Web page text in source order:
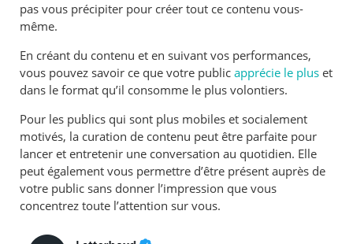
pas vous précipiter pour créer tout ce contenu vous-
même.
En créant du contenu et en suivant vos performances,
vous pouvez savoir ce que votre publicapprécie le plus et
dans le format qu’il consomme le plus volontiers.
Pour les publics qui sont plus mobiles et socialement
motivés, la curation de contenu peut être parfaite pour
lancer et entretenir une conversation au quotidien. Elle
peut également vous permettre d’être présent auprès de
votre public sans donner l’impression que vous
concentrez toute l’attention sur vous.